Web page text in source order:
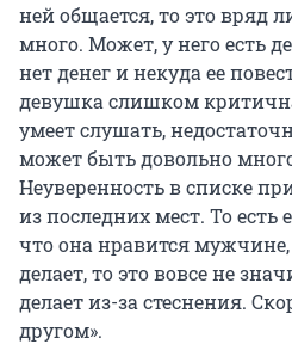
ней общается, то это вряд
много. Может, у него есть
нет денег и некуда ее
девушка слишком
умеет слушать,
может быть довольно
Неуверенность в списке
из последних мест. То
что она нравится
делает, то это вовсе не
делает из-за стеснения.
другом».